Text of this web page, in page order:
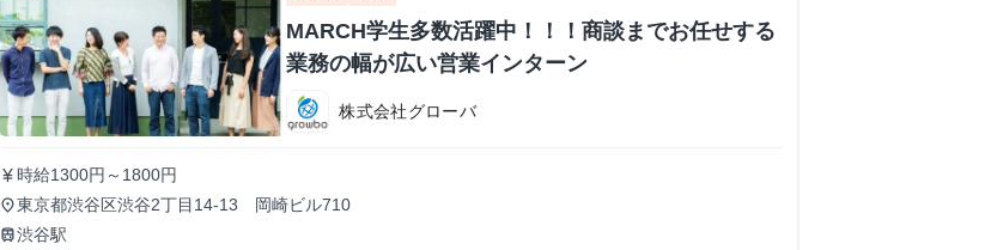
MARCH学生多数活躍中！！！商談までお任せする
業務の幅が広い営業インターン
株式会社グローバ
currency_yen時給1300円～1800円
place東京都渋谷区渋谷2丁目14-13 岡崎ビル710
train渋谷駅